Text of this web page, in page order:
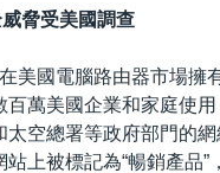
脅受美國調查
美國電腦路由器市場擁
百萬美國企業和家庭使
太空總署等政府部門的網
上被標記為“暢銷產品”